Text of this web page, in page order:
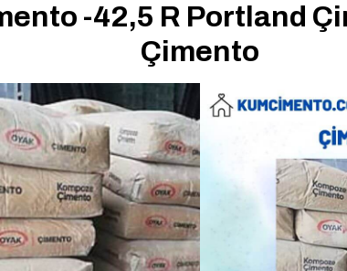
-42,5 R Portland
Çimento